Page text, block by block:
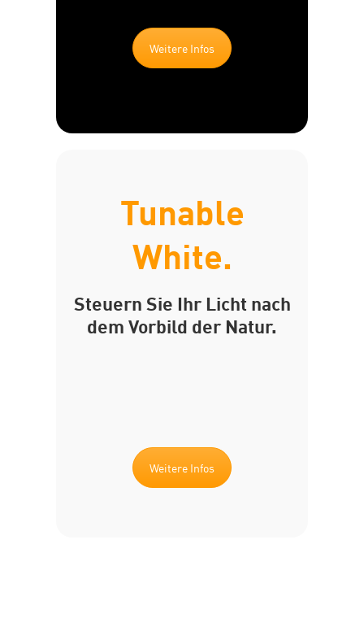
Weitere Infos
Tunable
White.
Steuern Sie Ihr Licht nach
dem Vorbild der Natur.
Weitere Infos